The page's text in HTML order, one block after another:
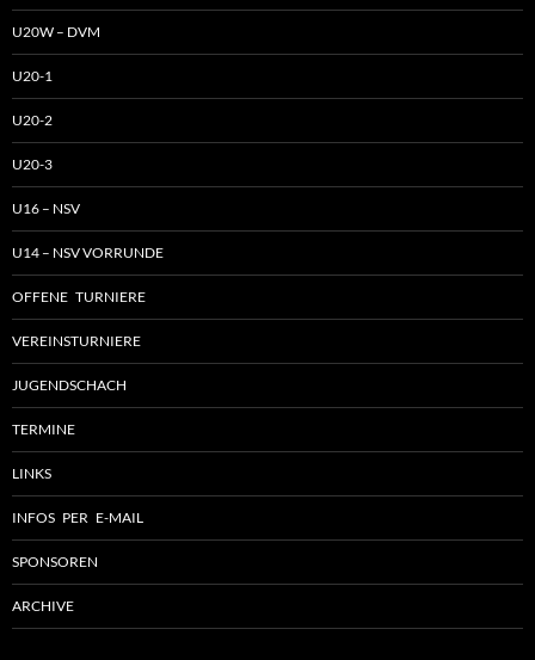
U20W – DVM
U20-1
U20-2
U20-3
U16 – NSV
U14 – NSV VORRUNDE
OFFENE TURNIERE
VEREINSTURNIERE
JUGENDSCHACH
TERMINE
LINKS
INFOS PER E-MAIL
SPONSOREN
ARCHIVE